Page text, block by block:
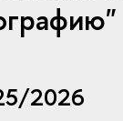
2026